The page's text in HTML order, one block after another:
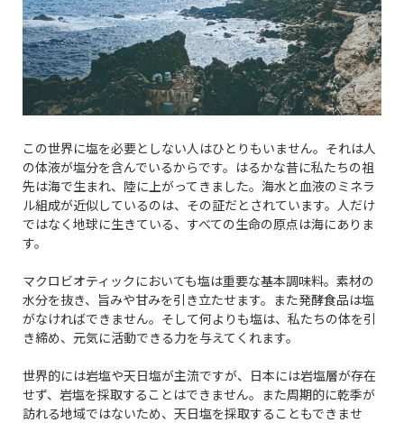
この世界に塩を必要としない人はひとりもいません。それは人
の体液が塩分を含んでいるからです。はるかな昔に私たちの祖
先は海で生まれ、陸に上がってきました。海水と血液のミネラ
ル組成が近似しているのは、その証だとされています。人だけ
ではなく地球に生きている、すべての生命の原点は海にありま
す。
マクロビオティックにおいても塩は重要な基本調味料。素材の
水分を抜き、旨みや甘みを引き立たせます。また発酵食品は塩
がなければできません。そして何よりも塩は、私たちの体を引
き締め、元気に活動できる力を与えてくれます。
世界的には岩塩や天日塩が主流ですが、日本には岩塩層が存在
せず、岩塩を採取することはできません。また周期的に乾季が
訪れる地域ではないため、天日塩を採取することもできませ